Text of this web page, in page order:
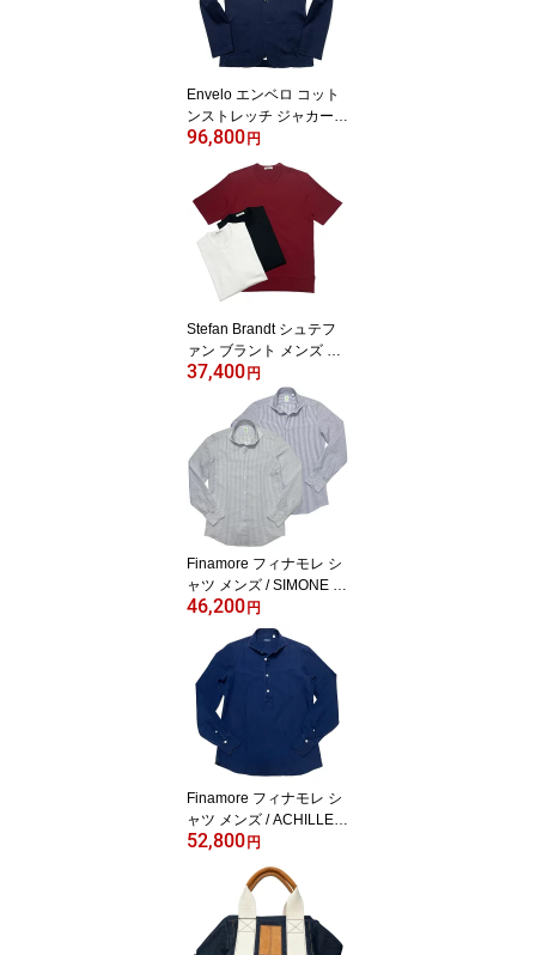
Envelo エンベロ コット
ンストレッチ ジャカード
織り シングル 2Bジャケ
ット ネイビー / メンズ イ
タリア ビジネス カジュ
アル 春 夏 / 60110003 T-
JACKET ティージャケッ
ト
96,800 円
Stefan Brandt シュテフ
ァン ブラント メンズ シ
ーアイランドコットン フ
レンチテリー スウェット
ライク ストレッチTシャ
ツ ホワイト ボルドー ブ
ラック / 61039001
37,400 円
Finamore フィナモレ シ
ャツ メンズ / SIMONE B
ALI C0484I シモーネ バ
ーリ カッタウェイカラー
シアサッカー ストライプ
シャツ / ブルー ネイビー
イタリア 長袖 春 夏
46,200 円
Finamore フィナモレ シ
ャツ メンズ / ACHILLE P
ORTO アキレ ポルト ラ
イトオンスデニム カッタ
ウェイカラー プルオーバ
ーシャツ インディゴブル
ー / C0744D イタリア 長
袖
52,800 円